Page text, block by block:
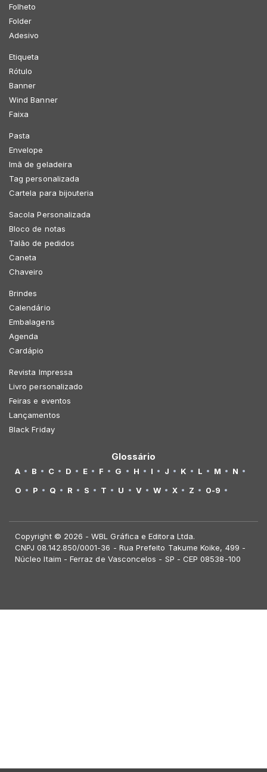
Folheto
Folder
Adesivo
Etiqueta
Rótulo
Banner
Wind Banner
Faixa
Pasta
Envelope
Imã de geladeira
Tag personalizada
Cartela para bijouteria
Sacola Personalizada
Bloco de notas
Talão de pedidos
Caneta
Chaveiro
Brindes
Calendário
Embalagens
Agenda
Cardápio
Revista Impressa
Livro personalizado
Feiras e eventos
Lançamentos
Black Friday
Glossário
A B C D E F G H I J K L M
N
O
P Q R S T U V W X Z 0-9
Copyright © 2026 - WBL Gráfica e Editora Ltda.
CNPJ 08.142.850/0001-36 - Rua Prefeito Takume Koike, 499 -
Núcleo Itaim - Ferraz de Vasconcelos - SP - CEP 08538-100